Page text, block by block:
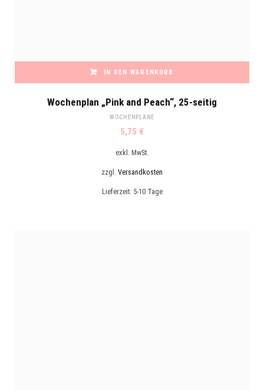
IN DEN WARENKORB
Wochenplan „Pink and Peach“, 25-seitig
WOCHENPLÄNE
5,75 €
exkl. MwSt.
zzgl. Versandkosten
Lieferzeit: 5-10 Tage